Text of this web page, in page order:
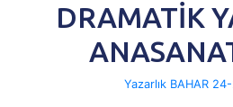
ADAY ÖĞRENCILER
DRAMATİK
Yazarlık BAHAR